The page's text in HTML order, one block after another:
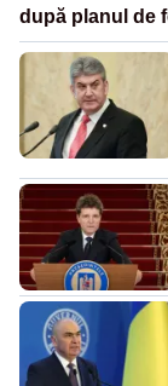
după planul de